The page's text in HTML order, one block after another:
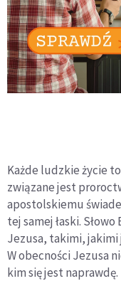
Każde ludzkie życie
związane jest
apostolskiemu
tej samej łaski.
Jezusa, takimi, jakimi
W obecności Jezusa
kim się jest naprawdę.